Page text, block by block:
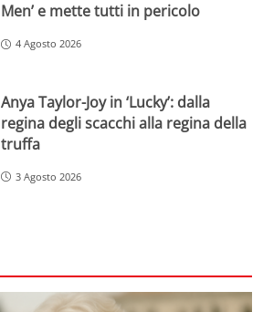
Men’ e mette tutti in pericolo
4 Agosto 2026
Anya Taylor-Joy in ‘Lucky’: dalla
regina degli scacchi alla regina della
truffa
3 Agosto 2026